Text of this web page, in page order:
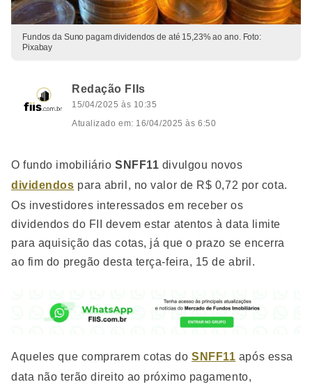
Fundos da Suno pagam dividendos de até 15,23% ao ano. Foto:
Pixabay
Redação FIIs
15/04/2025 às 10:35
Atualizado em: 16/04/2025 às 6:50
O fundo imobiliárioSNFF11 divulgou novos
dividendos para abril, no valor de R$ 0,72 por cota.
Os investidores interessados em receber os
dividendos do FII devem estar atentos à data limite
para aquisição das cotas, já que o prazo se encerra
ao fim do pregão desta terça-feira, 15 de abril.
Aqueles que comprarem cotas doSNFF11 após essa
data não terão direito ao próximo pagamento,